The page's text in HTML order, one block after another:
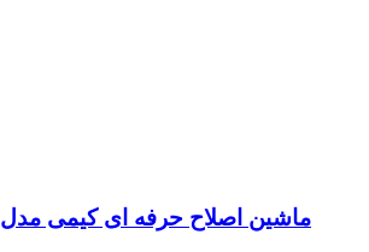
ماشین اصلاح حرفه ای کیمی مدل KM-2002